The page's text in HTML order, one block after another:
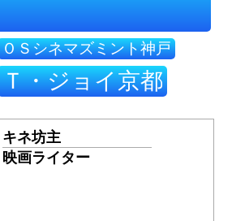
ＯＳシネマズミント神戸
Ｔ・ジョイ京都
キネ坊主
映画ライター